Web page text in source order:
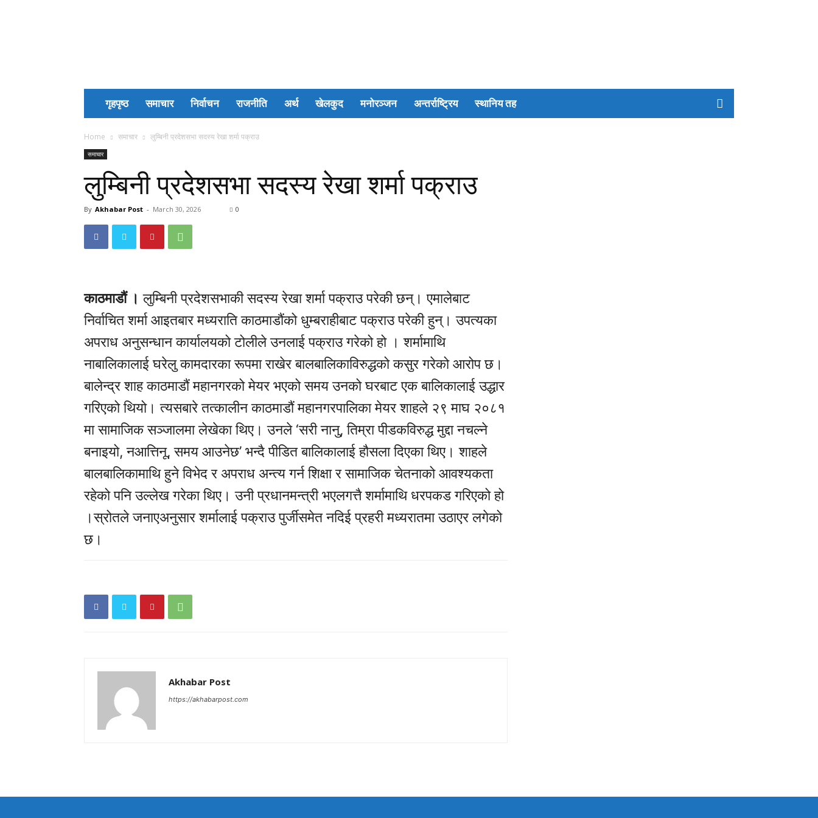
गृहपृष्ठ समाचार निर्वाचन राजनीति अर्थ खेलकुद मनोरञ्जन अन्तर्राष्ट्रिय स्थानिय तह
Home समाचार लुम्बिनी प्रदेशसभा सदस्य रेखा शर्मा पक्राउ
समाचार
लुम्बिनी प्रदेशसभा सदस्य रेखा शर्मा पक्राउ
By Akhabar Post - March 30, 2026 0
काठमाडौं । लुम्बिनी प्रदेशसभाकी सदस्य रेखा शर्मा पक्राउ परेकी छन्। एमालेबाट
निर्वाचित शर्मा आइतबार मध्यराति काठमाडौंको धुम्बराहीबाट पक्राउ परेकी हुन्। उपत्यका
अपराध अनुसन्धान कार्यालयको टोलीले उनलाई पक्राउ गरेको हो । शर्मामाथि
नाबालिकालाई घरेलु कामदारका रूपमा राखेर बालबालिकाविरुद्धको कसुर गरेको आरोप छ।
बालेन्द्र शाह काठमाडौं महानगरको मेयर भएको समय उनको घरबाट एक बालिकालाई उद्धार
गरिएको थियो। त्यसबारे तत्कालीन काठमाडौं महानगरपालिका मेयर शाहले २९ माघ २०८१
मा सामाजिक सञ्जालमा लेखेका थिए। उनले ‘सरी नानु, तिम्रा पीडकविरुद्ध मुद्दा नचल्ने
बनाइयो, नआत्तिनू, समय आउनेछ’ भन्दै पीडित बालिकालाई हौसला दिएका थिए। शाहले
बालबालिकामाथि हुने विभेद र अपराध अन्त्य गर्न शिक्षा र सामाजिक चेतनाको आवश्यकता
रहेको पनि उल्लेख गरेका थिए। उनी प्रधानमन्त्री भएलगत्तै शर्मामाथि धरपकड गरिएको हो
।स्रोतले जनाएअनुसार शर्मालाई पक्राउ पुर्जीसमेत नदिई प्रहरी मध्यरातमा उठाएर लगेको
छ।
Akhabar Post
https://akhabarpost.com